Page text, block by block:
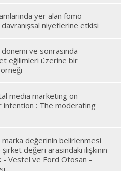
yer alan fomo
niyetlerine etkisi
ve sonrasında
eğilimleri üzerine bir
media marketing on
intention : The moderating
değerinin belirlenmesi
değeri arasındaki ilişkinin
- Vestel ve Ford Otosan -